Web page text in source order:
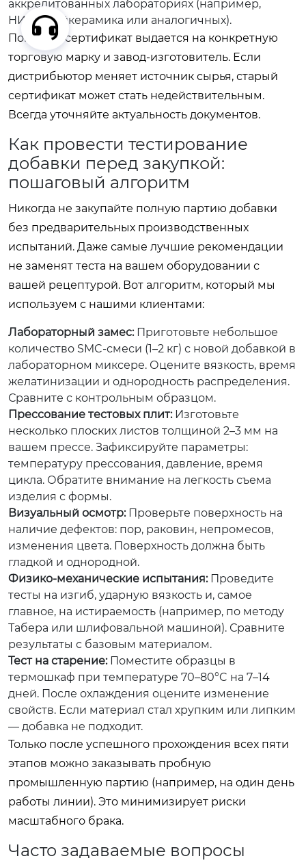
аккредитованных лабораториях (например,
НИИстройкерамика или аналогичных).
Помните: сертификат выдается на конкретную
торговую марку и завод-изготовитель. Если
дистрибьютор меняет источник сырья, старый
сертификат может стать недействительным.
Всегда уточняйте актуальность документов.
Как провести тестирование
добавки перед закупкой:
пошаговый алгоритм
Никогда не закупайте полную партию добавки
без предварительных производственных
испытаний. Даже самые лучшие рекомендации
не заменят теста на вашем оборудовании с
вашей рецептурой. Вот алгоритм, который мы
используем с нашими клиентами:
Лабораторный замес:Приготовьте небольшое
количество SMC-смеси (1–2 кг) с новой добавкой в
лабораторном миксере. Оцените вязкость, время
желатинизации и однородность распределения.
Сравните с контрольным образцом.
Прессование тестовых плит:Изготовьте
несколько плоских листов толщиной 2–3 мм на
вашем прессе. Зафиксируйте параметры:
температуру прессования, давление, время
цикла. Обратите внимание на легкость съема
изделия с формы.
Визуальный осмотр:Проверьте поверхность на
наличие дефектов: пор, раковин, непромесов,
изменения цвета. Поверхность должна быть
гладкой и однородной.
Физико-механические испытания:Проведите
тесты на изгиб, ударную вязкость и, самое
главное, на истираемость (например, по методу
Табера или шлифовальной машиной). Сравните
результаты с базовым материалом.
Тест на старение:Поместите образцы в
термошкаф при температуре 70–80°C на 7–14
дней. После охлаждения оцените изменение
свойств. Если материал стал хрупким или липким
— добавка не подходит.
Только после успешного прохождения всех пяти
этапов можно заказывать пробную
промышленную партию (например, на один день
работы линии). Это минимизирует риски
масштабного брака.
Часто задаваемые вопросы